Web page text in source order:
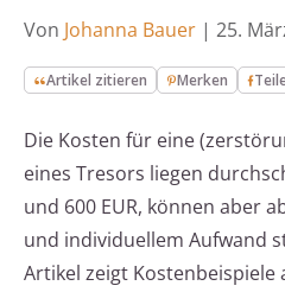
Von Johanna Bauer | 25.
Artikel zitieren Merken
Die Kosten für eine
eines Tresors liegen
und 600 EUR, können aber
und individuellem Aufwand
Artikel zeigt Kostenbeispiele